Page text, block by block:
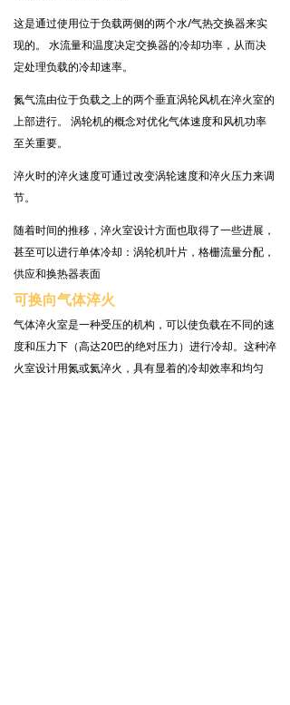
这是通过使用位于负载两侧的两个水/气热交换器来实
现的。 水流量和温度决定交换器的冷却功率，从而决
定处理负载的冷却速率。
氮气流由位于负载之上的两个垂直涡轮风机在淬火室的
上部进行。 涡轮机的概念对优化气体速度和风机功率
至关重要。
淬火时的淬火速度可通过改变涡轮速度和淬火压力来调
节。
随着时间的推移，淬火室设计方面也取得了一些进展，
甚至可以进行单体冷却：涡轮机叶片，格栅流量分配，
供应和换热器表面
可换向气体淬火
气体淬火室是一种受压的机构，可以使负载在不同的速
度和压力下（高达20巴的绝对压力）进行冷却。这种淬
火室设计用氮或氦淬火，具有显着的冷却效率和均匀